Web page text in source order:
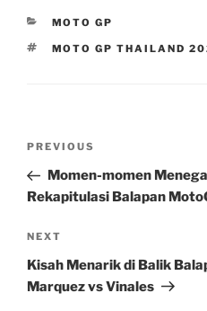
CATEGORIES
MOTO GP
TAGS
MOTO GP THAILAND
Previous
Post
PREVIOUS
Momen-momen
Rekapitulasi Balapan
Next
Post
NEXT
Kisah Menarik di Balik
Marquez vs Vinales